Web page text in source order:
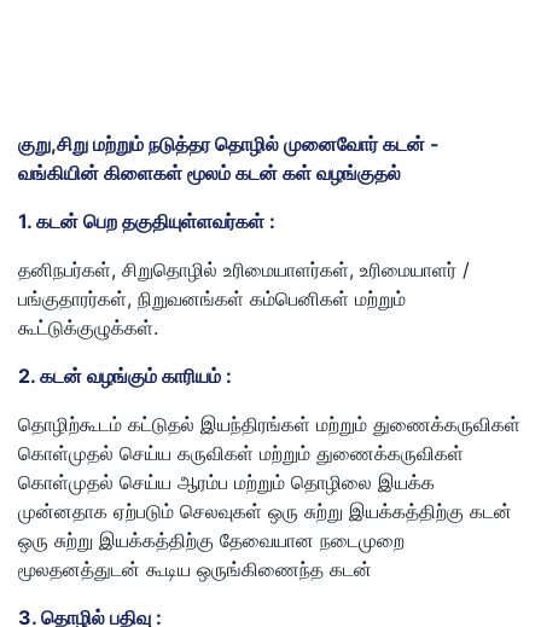
குறு,சிறு மற்றும் நடுத்தர தொழில் முனைவோர் கடன் -
வங்கியின் கிளைகள் மூலம் கடன் கள் வழங்குதல்
1. கடன் பெற தகுதியுள்ளவர்கள் :
தனிநபர்கள், சிறுதொழில் உரிமையாளர்கள், உரிமையாளர் /
பங்குதாரர்கள், நிறுவனங்கள் கம்பெனிகள் மற்றும்
கூட்டுக்குழுக்கள்.
2. கடன் வழங்கும் காரியம் :
தொழிற்கூடம் கட்டுதல் இயந்திரங்கள் மற்றும் துணைக்கருவிகள்
கொள்முதல் செய்ய கருவிகள் மற்றும் துணைக்கருவிகள்
கொள்முதல் செய்ய ஆரம்ப மற்றும் தொழிலை இயக்க
முன்னதாக ஏற்படும் செலவுகள் ஒரு சுற்று இயக்கத்திற்கு கடன்
ஒரு சுற்று இயக்கத்திற்கு தேவையான நடைமுறை
மூலதனத்துடன் கூடிய ஒருங்கிணைந்த கடன்
3. தொழில் பதிவு :